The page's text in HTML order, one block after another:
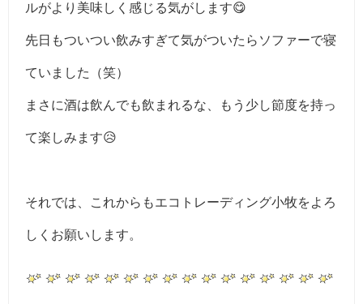
ルがより美味しく感じる気がします😋
先日もついつい飲みすぎて気がついたらソファーで寝
ていました（笑）
まさに酒は飲んでも飲まれるな、もう少し節度を持っ
て楽しみます😥
それでは、これからもエコトレーディング小牧をよろ
しくお願いします。